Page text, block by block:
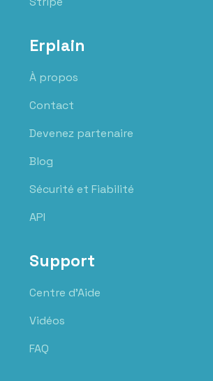
Erplain
À propos
Contact
Devenez partenaire
Blog
Sécurité et Fiabilité
API
Support
Centre d'Aide
Vidéos
FAQ